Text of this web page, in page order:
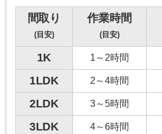
間取り
(目安)
作業時間
(目安)
1K 1～2時間
1LDK
2～4時間
2LDK
3～5時間
3LDK
4～6時間